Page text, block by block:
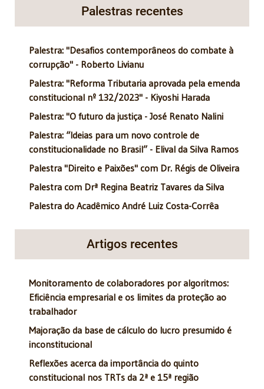
Palestras recentes
Palestra: "Desafios contemporâneos do combate à
corrupção" - Roberto Livianu
Palestra: "Reforma Tributaria aprovada pela emenda
constitucional nº 132/2023" - Kiyoshi Harada
Palestra: "O futuro da justiça - José Renato Nalini
Palestra: “Ideias para um novo controle de
constitucionalidade no Brasil” - Elival da Silva Ramos
Palestra "Direito e Paixões" com Dr. Régis de Oliveira
Palestra com Drª Regina Beatriz Tavares da Silva
Palestra do Acadêmico André Luiz Costa-Corrêa
Artigos recentes
Monitoramento de colaboradores por algoritmos:
Eficiência empresarial e os limites da proteção ao
trabalhador
Majoração da base de cálculo do lucro presumido é
inconstitucional
Reflexões acerca da importância do quinto
constitucional nos TRTs da 2ª e 15ª região